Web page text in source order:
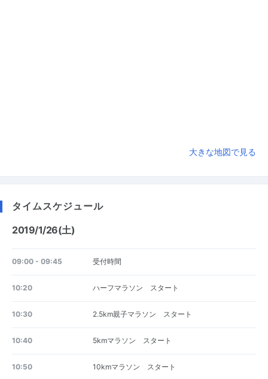
大きな地図で見る
タイムスケジュール
2019/1/26(土)
09:00 - 09:45 受付時間
10:20 ハーフマラソン スタート
10:30 2.5km親子マラソン スタート
10:40 5kmマラソン スタート
10:50 10kmマラソン スタート